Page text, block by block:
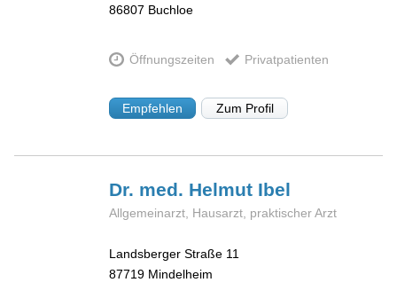
86807 Buchloe
Öffnungszeiten Privatpatienten
Empfehlen Zum Profil
Dr. med. Helmut Ibel
Allgemeinarzt, Hausarzt, praktischer Arzt
Landsberger Straße 11
87719 Mindelheim